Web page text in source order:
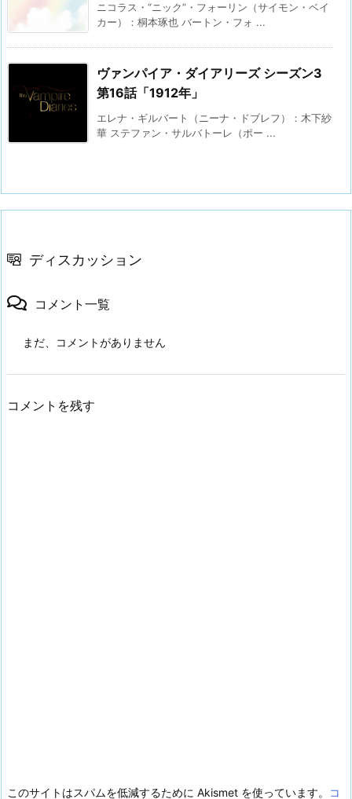
ニコラス・“ニック”・フォーリン（サイモン・ベイ
カー）：桐本琢也 バートン・フォ ...
ヴァンパイア・ダイアリーズ シーズン3
第16話「1912年」
エレナ・ギルバート（ニーナ・ドブレフ）：木下紗
華 ステファン・サルバトーレ（ポー ...
ディスカッション
コメント一覧
まだ、コメントがありません
コメントを残す
このサイトはスパムを低減するために Akismet を使っています。
コ